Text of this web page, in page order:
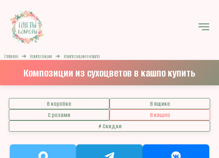
Главная ➔ Композиции ➔ Композиции в кашпо
Композиции из сухоцветов в кашпо купить
В коробке
В ящике
С розами
В кашпо
% Скидки